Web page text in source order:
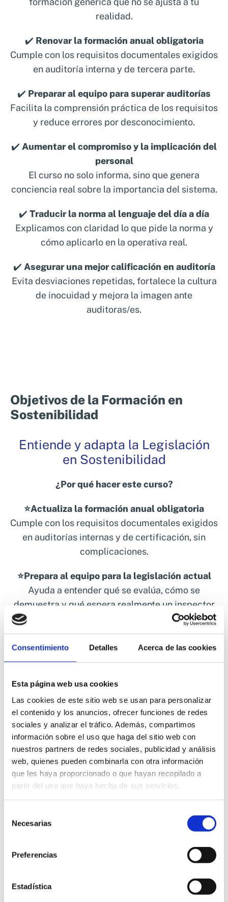
Consentimiento Detalles Acerca de las cookies
Esta página web usa cookies
Las cookies de este sitio web se usan para personalizar
el contenido y los anuncios, ofrecer funciones de redes
sociales y analizar el tráfico. Además, compartimos
información sobre el uso que haga del sitio web con
nuestros partners de redes sociales, publicidad y análisis
web, quienes pueden combinarla con otra información
que les haya proporcionado o que hayan recopilado a
partir del uso que haya hecho de sus servicios.
Necesarias
Preferencias
Estadística
realidad.
✔️ Renovar la formación anual obligatoria
Cumple con los requisitos documentales exigidos
en auditoría interna y de tercera parte.
✔️ Preparar al equipo para superar auditorías
Facilita la comprensión práctica de los requisitos
y reduce errores por desconocimiento.
✔️ Aumentar el compromiso y la implicación del
personal
El curso no solo informa, sino que genera
conciencia real sobre la importancia del sistema.
✔️ Traducir la norma al lenguaje del día a día
Explicamos con claridad lo que pide la norma y
cómo aplicarlo en la operativa real.
✔️ Asegurar una mejor calificación en auditoría
Evita desviaciones repetidas, fortalece la cultura
de inocuidad y mejora la imagen ante
auditoras/es.
Objetivos de la Formación en
Sostenibilidad
Entiende y adapta la Legislación
en Sostenibilidad
¿Por qué hacer este curso?
⭐Actualiza la formación anual obligatoria
Cumple con los requisitos documentales exigidos
en auditorías internas y de certificación, sin
complicaciones.
⭐Prepara al equipo para la legislación actual
Ayuda a entender qué se evalúa, cómo se
demuestra y qué espera realmente un inspector
⭐Reduce errores y dudas en el día a día
de tu equipo.
⭐Refuerza el compromiso del personal con la
sostenibilidad
No se trata solo de informar: se genera
conciencia sobre la importancia de aplicar
correctamente lo aprendido.
⭐Mejora continua y resultados medibles
de seguridad alimentaria y mejora la puntuación